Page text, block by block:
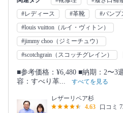
#レディース
#革靴
#パンプ
#louis vuitton（ルイ・ヴィトン）
#jimmy choo（ジミーチュウ）
#scotchgrain（スコッチグレイン）
■参考価格：¥6,480 ■納期：2〜3
容：すべり革...
すべてを見る
レザーリペア杉
4.63
口コミ